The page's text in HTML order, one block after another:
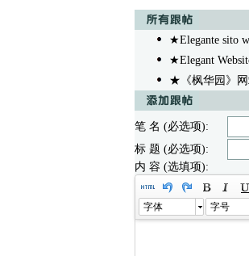
★Elegante sito
★Elegant
★《枫华园》网
笔 名 (必选项):
标 题 (必选项):
内 容 (选填项):
字体 字号